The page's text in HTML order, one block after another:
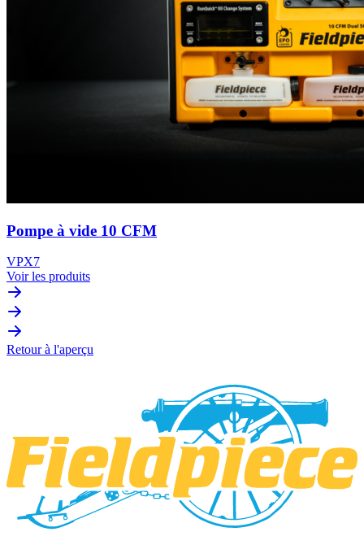
Pompe à vide 10 CFM
VPX7
Voir les produits
Retour à l'aperçu